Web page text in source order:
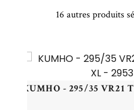
16 autres produits